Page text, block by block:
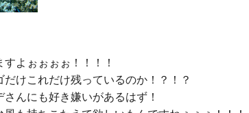
よぉぉぉぉ！！！！
だけこれだけ残っているのか！？！？
さんにも好き嫌いがあるはず！